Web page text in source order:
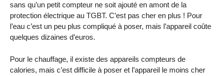
sans qu’un petit compteur ne soit ajouté en amont de la
protection électrique au TGBT. C’est pas cher en plus ! Pour
l’eau c’est un peu plus compliqué à poser, mais l’appareil coûte
quelques dizaines d’euros.
Pour le chauffage, il existe des appareils compteurs de
calories, mais c’est difficile à poser et l’appareil le moins cher